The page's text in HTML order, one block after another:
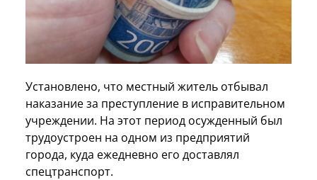
Установлено, что местный житель отбывал
наказание за преступление в исправительном
учреждении. На этот период осужденный был
трудоустроен на одном из предприятий
города, куда ежедневно его доставлял
спецтранспорт.